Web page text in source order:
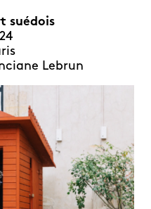
suédois
Lebrun